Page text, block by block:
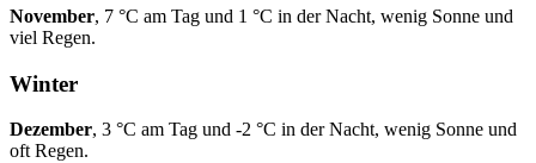
November, 7 °C am Tag und 1 °C in der Nacht, wenig Sonne und
viel Regen.
Winter
Dezember, 3 °C am Tag und -2 °C in der Nacht, wenig Sonne und
oft Regen.